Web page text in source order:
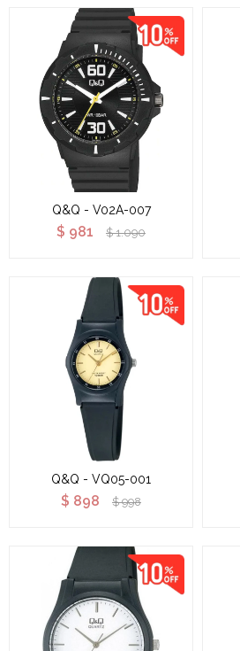
Q&Q - V02A-007
$ 981 $ 1.090
Q&Q - VQ05-001
$ 898 $ 998